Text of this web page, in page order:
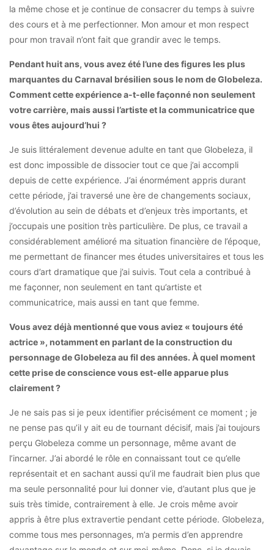
la même chose et je continue de consacrer du temps à suivre
des cours et à me perfectionner. Mon amour et mon respect
pour mon travail n’ont fait que grandir avec le temps.
Pendant huit ans, vous avez été l’une des figures les plus
marquantes du Carnaval brésilien sous le nom de Globeleza.
Comment cette expérience a-t-elle façonné non seulement
votre carrière, mais aussi l’artiste et la communicatrice que
vous êtes aujourd’hui ?
Je suis littéralement devenue adulte en tant que Globeleza, il
est donc impossible de dissocier tout ce que j’ai accompli
depuis de cette expérience. J’ai énormément appris durant
cette période, j’ai traversé une ère de changements sociaux,
d’évolution au sein de débats et d’enjeux très importants, et
j’occupais une position très particulière. De plus, ce travail a
considérablement amélioré ma situation financière de l’époque,
me permettant de financer mes études universitaires et tous les
cours d’art dramatique que j’ai suivis. Tout cela a contribué à
me façonner, non seulement en tant qu’artiste et
communicatrice, mais aussi en tant que femme.
Vous avez déjà mentionné que vous aviez « toujours été
actrice », notamment en parlant de la construction du
personnage de Globeleza au fil des années. À quel moment
cette prise de conscience vous est-elle apparue plus
clairement ?
Je ne sais pas si je peux identifier précisément ce moment ; je
ne pense pas qu’il y ait eu de tournant décisif, mais j’ai toujours
perçu Globeleza comme un personnage, même avant de
l’incarner. J’ai abordé le rôle en connaissant tout ce qu’elle
représentait et en sachant aussi qu’il me faudrait bien plus que
ma seule personnalité pour lui donner vie, d’autant plus que je
suis très timide, contrairement à elle. Je crois même avoir
appris à être plus extravertie pendant cette période. Globeleza,
comme tous mes personnages, m’a permis d’en apprendre